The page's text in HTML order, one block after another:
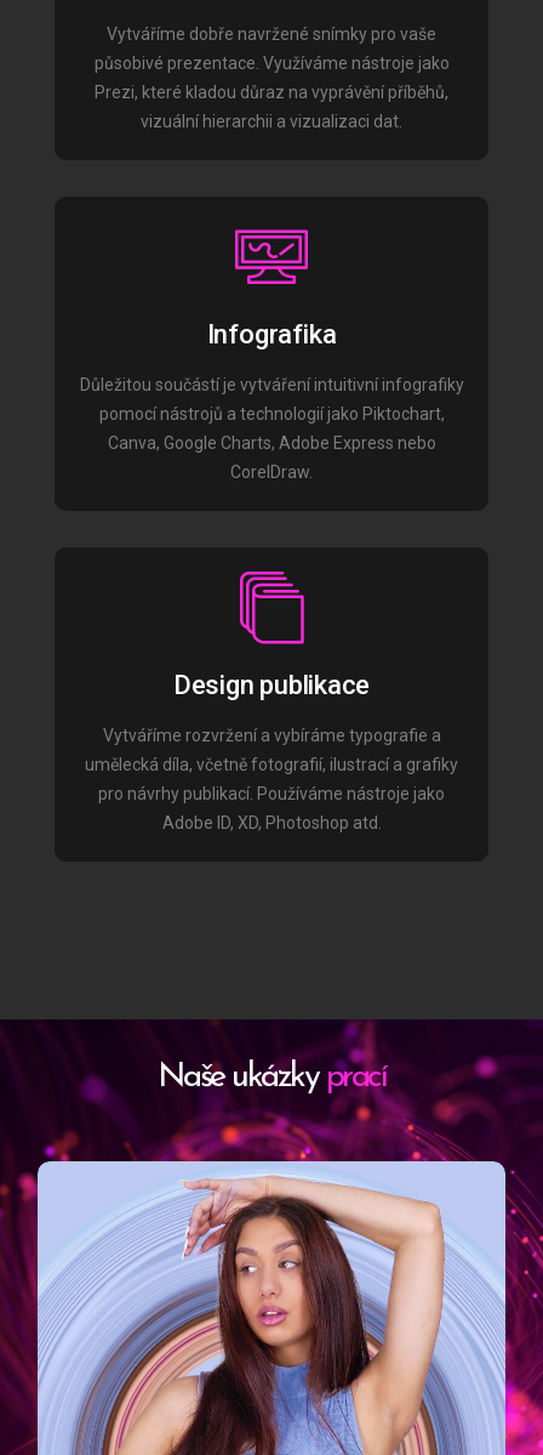
Vytváříme dobře navržené snímky pro vaše
působivé prezentace. Využíváme nástroje jako
Prezi, které kladou důraz na vyprávění příběhů,
vizuální hierarchii a vizualizaci dat.
Infografika
Důležitou součástí je vytváření intuitivní infografiky
pomocí nástrojů a technologií jako Piktochart,
Canva, Google Charts, Adobe Express nebo
CorelDraw.
Design publikace
Vytváříme rozvržení a vybíráme typografie a
umělecká díla, včetně fotografií, ilustrací a grafiky
pro návrhy publikací. Používáme nástroje jako
Adobe ID, XD, Photoshop atd.
Naše ukázky prací